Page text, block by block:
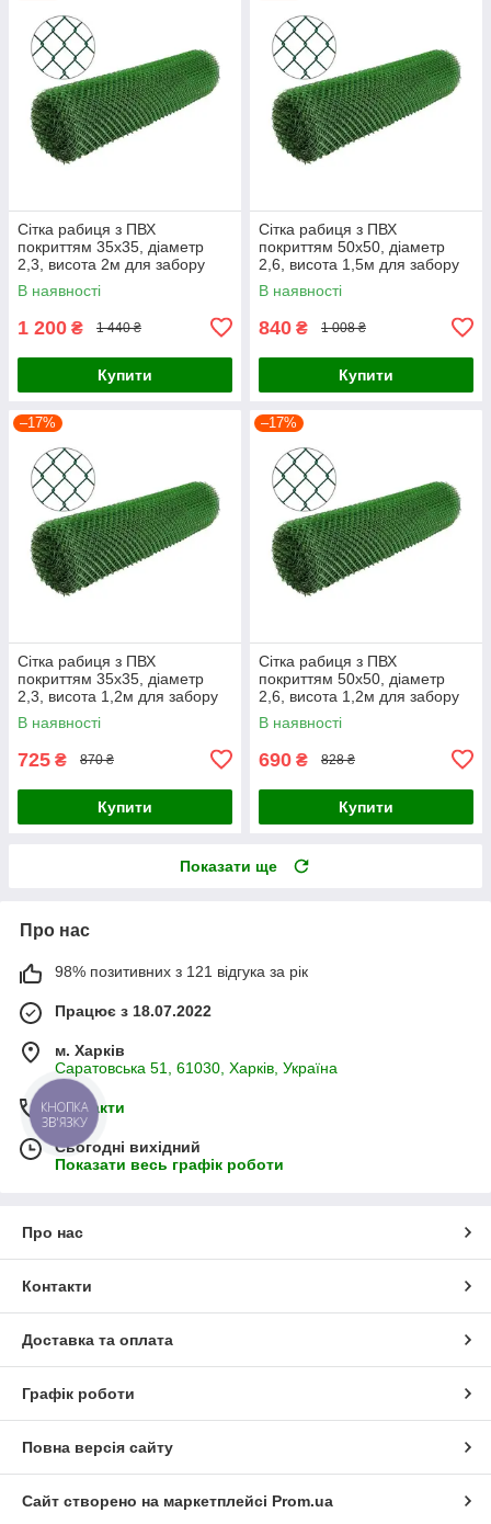
Сітка рабиця з ПВХ
покриттям 35х35, діаметр
2,3, висота 2м для забору
В наявності
1 200 ₴ 1 440 ₴
Купити
Сітка рабиця з ПВХ
покриттям 50х50, діаметр
2,6, висота 1,5м для забору
В наявності
840 ₴ 1 008 ₴
Купити
–17%
Сітка рабиця з ПВХ
покриттям 35х35, діаметр
2,3, висота 1,2м для забору
В наявності
725 ₴ 870 ₴
Купити
–17%
Сітка рабиця з ПВХ
покриттям 50х50, діаметр
2,6, висота 1,2м для забору
В наявності
690 ₴ 828 ₴
Купити
Показати ще
Про нас
98% позитивних з 121 відгука за рік
Працює з 18.07.2022
м. Харків
Саратовська 51, 61030, Харків, Україна
Контакти
Сьогодні вихідний
Показати весь графік роботи
Про нас
Контакти
Доставка та оплата
Графік роботи
Повна версія сайту
Сайт створено на маркетплейсі Prom.ua
КНОПКА
ЗВ'ЯЗКУ